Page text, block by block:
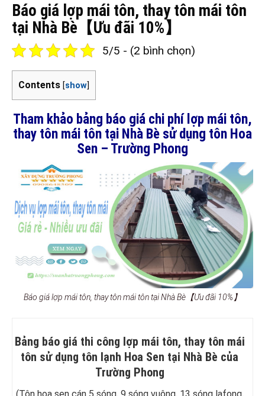
Báo giá lợp mái tôn, thay tôn mái tôn
tại Nhà Bè【Ưu đãi 10%】
5/5 - (2 bình chọn)
Contents [show]
Tham khảo bảng báo giá chi phí lợp mái tôn,
thay tôn mái tôn tại Nhà Bè sử dụng tôn Hoa
Sen – Trường Phong
Báo giá lợp mái tôn, thay tôn mái tôn tại Nhà Bè【Ưu đãi 10%】
Bảng báo giá thi công lợp mái tôn, thay tôn mái
tôn sử dụng tôn lạnh Hoa Sen tại Nhà Bè của
Trường Phong